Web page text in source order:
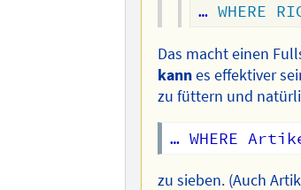
… WHERE
Das macht einen
kannes effektiver
zu füttern und
zu sieben. (Auch